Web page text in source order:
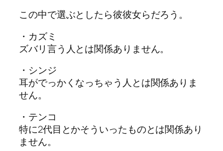
この中で選ぶとしたら彼彼女らだろう。
・カズミ
ズバリ言う人とは関係ありません。
・シンジ
耳がでっかくなっちゃう人とは関係ありま
せん。
・テンコ
特に2代目とかそういったものとは関係あり
ません。